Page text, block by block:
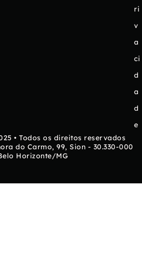
ri
v
a
ci
d
a
d
e
• Todos os direitos reservados
do Carmo, 99, Sion - 30.330-000
Horizonte/MG